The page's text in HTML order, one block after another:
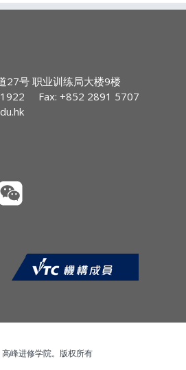
破头
2
CPD Hours:
2
Hours 2
27号 职业训练局大楼9楼
1922
Fax: +852 2891 5707
峰进修学院。版权所有